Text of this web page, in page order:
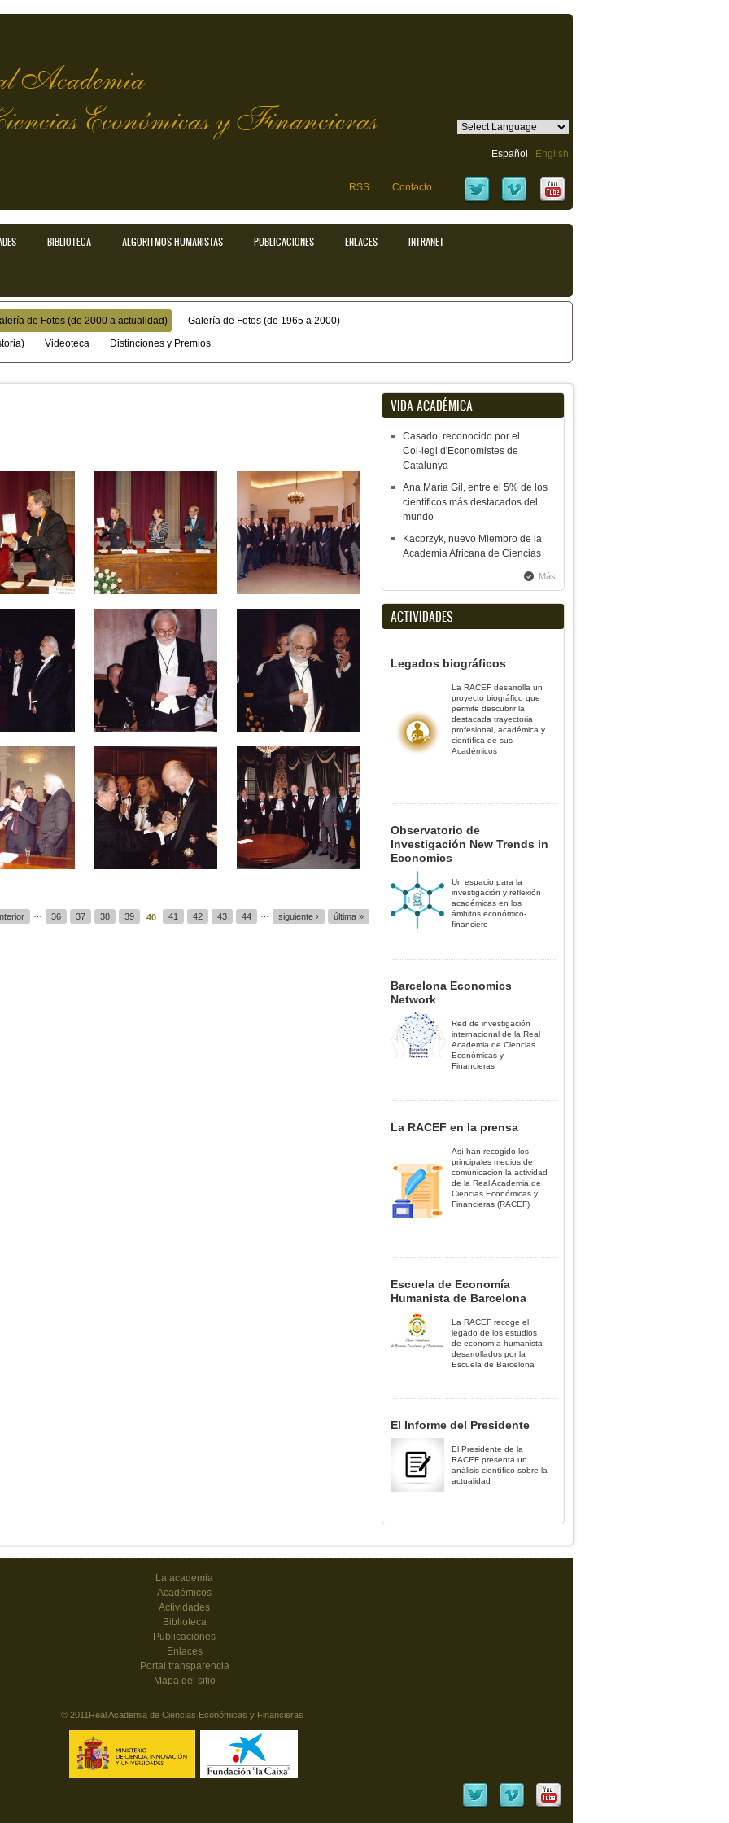
Academia
Económicas y Financieras
Español English
RSS Contacto
BIBLIOTECA ALGORITMOS HUMANISTAS PUBLICACIONES ENLACES INTRANET
de Fotos (de 2000 a actualidad)
Galería de Fotos (de 1965 a 2000)
Videoteca Distinciones y Premios
36 37 38 39 40 41 42 43 44 siguiente › última »
VIDA ACADÉMICA
Casado, reconocido por el
Col·legi d'Economistes de
Catalunya
Ana María Gil, entre el 5% de los
científicos más destacados del
mundo
Kacprzyk, nuevo Miembro de la
Academia Africana de Ciencias
Más
ACTIVIDADES
Legados biográficos
La RACEF desarrolla un
proyecto biográfico que
permite descubrir la
destacada trayectoria
profesional, académica y
científica de sus
Académicos
Observatorio de
Investigación New Trends in
Economics
Un espacio para la
investigación y reflexión
académicas en los
ámbitos económico-
financiero
Barcelona Economics
Network
Red de investigación
internacional de la Real
Academia de Ciencias
Económicas y
Financieras
La RACEF en la prensa
Así han recogido los
principales medios de
comunicación la actividad
de la Real Academia de
Ciencias Económicas y
Financieras (RACEF)
Escuela de Economía
Humanista de Barcelona
La RACEF recoge el
legado de los estudios
de economía humanista
desarrollados por la
Escuela de Barcelona
El Informe del Presidente
El Presidente de la
RACEF presenta un
análisis científico sobre la
actualidad
La academia
Académicos
Actividades
Biblioteca
Publicaciones
Enlaces
Portal transparencia
Mapa del sitio
© 2011Real Academia de Ciencias Económicas y Financieras